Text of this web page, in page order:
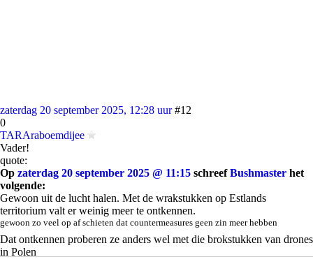
zaterdag 20 september 2025, 12:28 uur #12
0
TARAraboemdijee
Vader!
quote:
Op zaterdag 20 september 2025 @ 11:15 schreefBushmaster het
volgende:
Gewoon uit de lucht halen. Met de wrakstukken op Estlands
territorium valt er weinig meer te ontkennen.
gewoon zo veel op af schieten dat countermeasures geen zin meer hebben
Dat ontkennen proberen ze anders wel met die brokstukken van drones
in Polen